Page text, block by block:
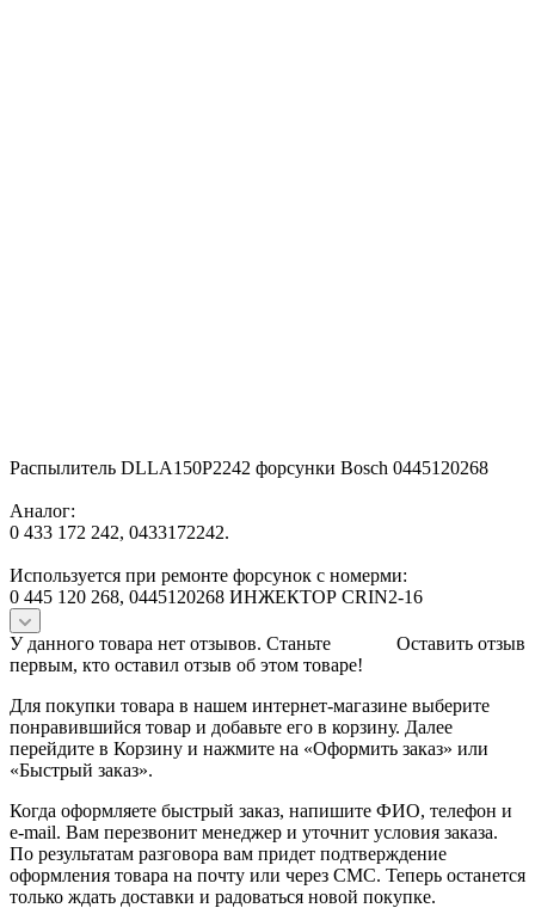
Распылитель DLLA150P2242 форсунки Bosch 0445120268
Аналог:
0 433 172 242, 0433172242.
Используется при ремонте форсунок с номерми:
0 445 120 268, 0445120268 ИНЖЕКТОР CRIN2-16
Оставить отзыв
У данного товара нет отзывов. Станьте
первым, кто оставил отзыв об этом товаре!
Для покупки товара в нашем интернет-магазине выберите
понравившийся товар и добавьте его в корзину. Далее
перейдите в Корзину и нажмите на «Оформить заказ» или
«Быстрый заказ».
Когда оформляете быстрый заказ, напишите ФИО, телефон и
e-mail. Вам перезвонит менеджер и уточнит условия заказа.
По результатам разговора вам придет подтверждение
оформления товара на почту или через СМС. Теперь останется
только ждать доставки и радоваться новой покупке.